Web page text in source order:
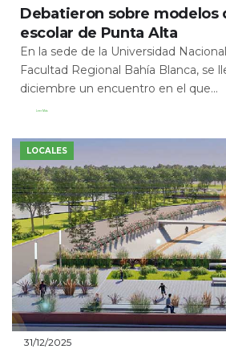
Debatieron sobre modelos
escolar de Punta Alta
En la sede de la Universidad
Facultad Regional Bahía Blanca, se
diciembre un encuentro en el que...
Leer Más
LOCALES
31/12/2025